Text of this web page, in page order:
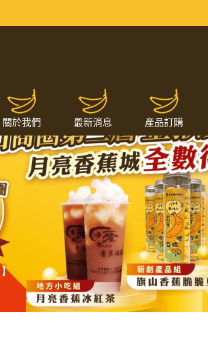
關於我們 最新消息 產品訂購